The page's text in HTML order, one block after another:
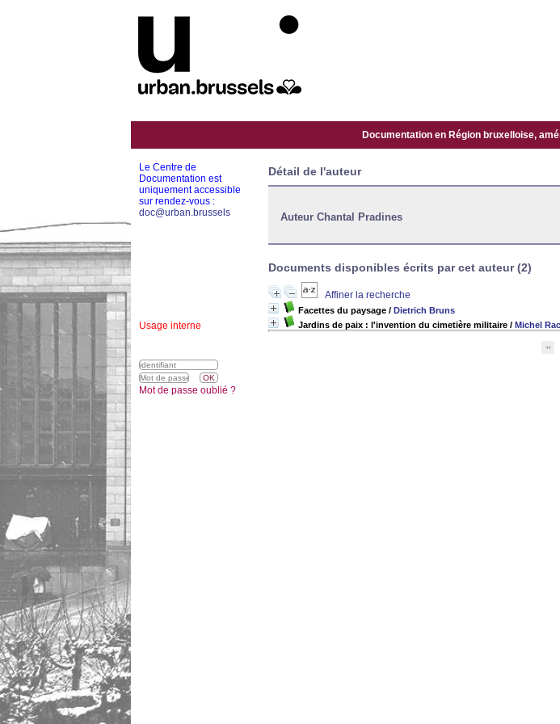
Documentation en Région bruxelloise,
Détail de l'auteur
Auteur Chantal Pradines
Documents disponibles écrits par cet auteur (2)
Affiner la recherche
Facettes du paysage / Dietrich Bruns
Jardins de paix : l'invention du cimetière militaire / Michel
Le Centre de
Documentation est
uniquement accessible
sur rendez-vous :
doc@urban.brussels
Usage interne
Mot de passe oublié ?